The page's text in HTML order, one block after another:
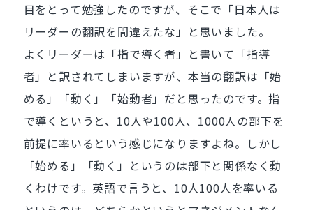
目をとって勉強したのですが、そこで「日本人は
リーダーの翻訳を間違えたな」と思いました。
よくリーダーは「指で導く者」と書いて「指導
者」と訳されてしまいますが、本当の翻訳は「始
める」「動く」「始動者」だと思ったのです。指
で導くというと、10人や100人、1000人の部下を
前提に率いるという感じになりますよね。しかし
「始める」「動く」というのは部下と関係なく動
くわけです。英語で言うと、10人100人を率いる